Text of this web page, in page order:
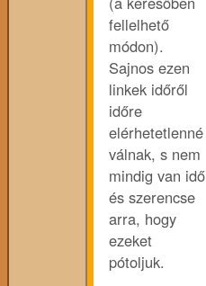
fellelhető
módon).
Sajnos ezen
linkek időről
időre
elérhetetlenné
válnak, s nem
mindig van idő
és szerencse
arra, hogy
ezeket
pótoljuk.